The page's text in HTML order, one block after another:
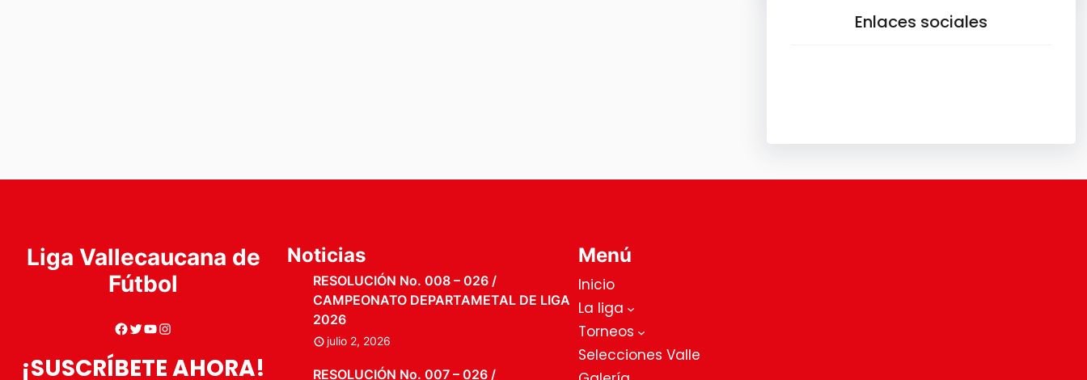
Enlaces sociales
Liga Vallecaucana de
Fútbol
¡SUSCRÍBETE AHORA!
Noticias
RESOLUCIÓN No. 008 – 026 /
CAMPEONATO DEPARTAMETAL DE LIGA
2026
julio 2, 2026
RESOLUCIÓN No. 007 – 026 /
Menú
Inicio
La liga
Torneos
Selecciones Valle